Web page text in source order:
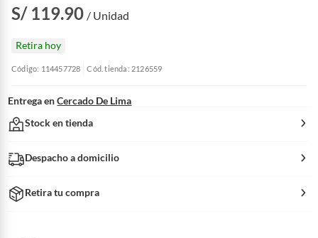
S/ 119.90 / Unidad
Retira hoy
Código: 114457728 Cód. tienda: 2126559
Entrega en Cercado De Lima
Stock en tienda
Despacho a domicilio
Retira tu compra